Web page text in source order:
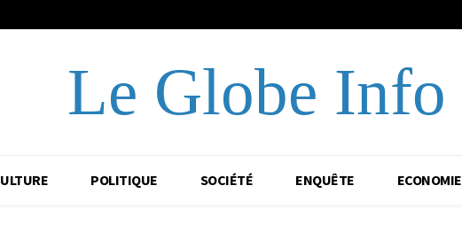
Le Globe Info
POLITIQUE SOCIÉTÉ ENQUÊTE ECONOMIE